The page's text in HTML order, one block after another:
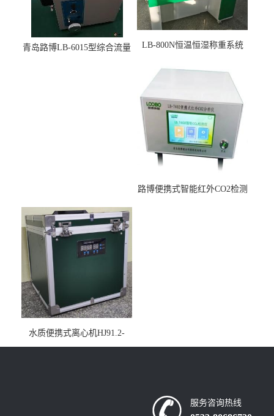
青岛路博LB-6015型综合流量
LB-800N恒温恒湿称重系统
路博便携式智能红外CO2检测
水质便携式离心机HJ91.2-
2022地表水总磷监测内置有
服务咨询热线